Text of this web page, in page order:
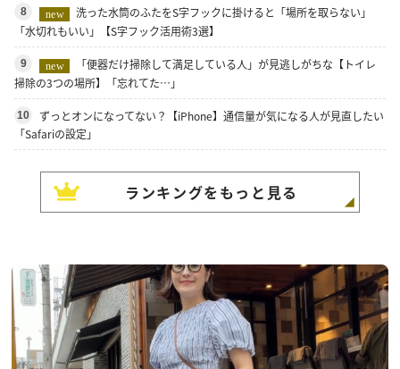
8 new
洗った水筒のふたをS字フックに掛けると「場所を取らない」
「水切れもいい」【S字フック活用術3選】
9 new
「便器だけ掃除して満足している人」が見逃しがちな【トイレ
掃除の3つの場所】「忘れてた…」
10
ずっとオンになってない？【iPhone】通信量が気になる人が見直したい
「Safariの設定」
ランキングをもっと見る